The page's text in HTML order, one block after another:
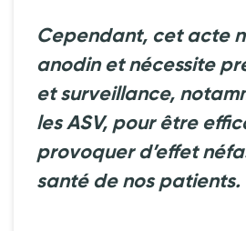
Cependant, cet acte
anodin et nécessite
et surveillance,
les ASV, pour être
provoquer d’effet
santé de nos patients.